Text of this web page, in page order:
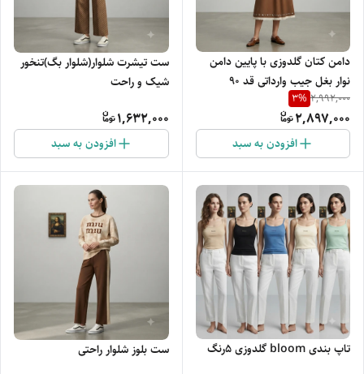
دامن کتان گلدوزی با پایین دامن
نوار بغل جیب وارداتی قد 90
2,992,000
3%
2,897,000
افزودن به سبد
ست تیشرت شلوار(شلوار بگ)تنخور
شیک و راحت
1,632,000
افزودن به سبد
تاپ بندی bloom گلدوزی 5رنگ ست بلوز شلوار راحتی